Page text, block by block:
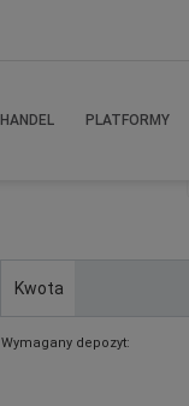
HANDEL PLATFORMY
Kwota
Wymagany depozyt: